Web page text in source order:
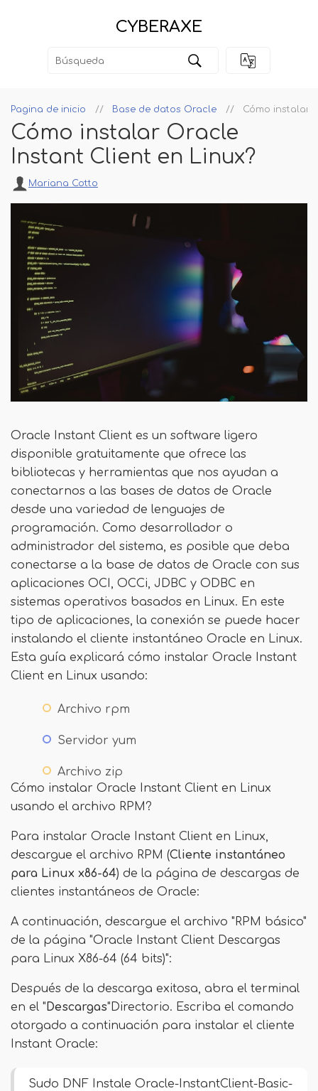
CYBERAXE
Pagina de inicio Base de datos Oracle Cómo instalar
Cómo instalar Oracle
Instant Client en Linux?
Mariana Cotto
Oracle Instant Client es un software ligero
disponible gratuitamente que ofrece las
bibliotecas y herramientas que nos ayudan a
conectarnos a las bases de datos de Oracle
desde una variedad de lenguajes de
programación. Como desarrollador o
administrador del sistema, es posible que deba
conectarse a la base de datos de Oracle con sus
aplicaciones OCI, OCCi, JDBC y ODBC en
sistemas operativos basados ​​en Linux. En este
tipo de aplicaciones, la conexión se puede hacer
instalando el cliente instantáneo Oracle en Linux.
Esta guía explicará cómo instalar Oracle Instant
Client en Linux usando:
Archivo rpm
Servidor yum
Archivo zip
Cómo instalar Oracle Instant Client en Linux
usando el archivo RPM?
Para instalar Oracle Instant Client en Linux,
descargue el archivo RPM (Cliente instantáneo
para Linux x86-64) de la página de descargas de
clientes instantáneos de Oracle:
A continuación, descargue el archivo "RPM básico"
de la página "Oracle Instant Client Descargas
para Linux X86-64 (64 bits)":
Después de la descarga exitosa, abra el terminal
en el "Descargas"Directorio. Escriba el comando
otorgado a continuación para instalar el cliente
Instant Oracle:
Sudo DNF Instale Oracle-InstantClient-Basic-